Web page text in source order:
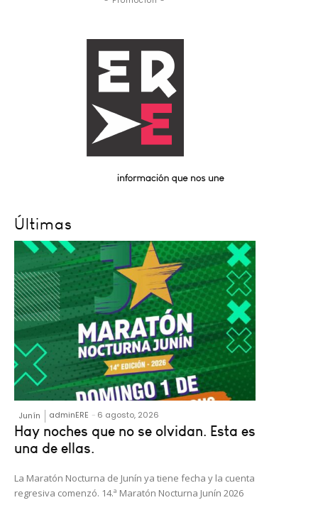
Últimas
Junín adminERE - 6 agosto, 2026
Hay noches que no se olvidan. Esta es
una de ellas.
La Maratón Nocturna de Junín ya tiene fecha y la cuenta
regresiva comenzó. 14.ª Maratón Nocturna Junín 2026